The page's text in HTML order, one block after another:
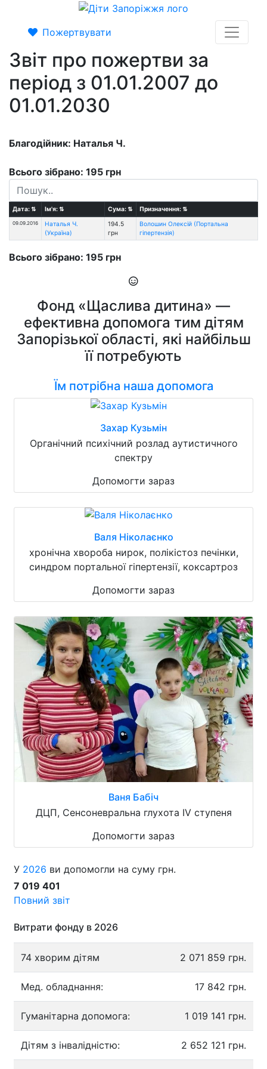
Пожертвувати
Звіт про пожертви за
період з 01.01.2007 до
01.01.2030
Благодійник: Наталья Ч.
Всього зібрано: 195 грн
Дата:⇅ Ім'я:⇅ Сума:⇅ Призначення:⇅
09.09.2016
Наталья Ч.
(Україна)
194.5
грн
Волошин Олексій (Портальна
гіпертензія)
Всього зібрано: 195 грн
Фонд «Щаслива дитина» —
ефективна допомога тим дітям
Запорізької області, які найбільш
її потребують
Їм потрібна наша допомога
Захар Кузьмін
Органічний психічний розлад аутистичного
спектру
Допомогти зараз
Валя Ніколаєнко
хронічна хвороба нирок, полікістоз печінки,
синдром портальної гіпертензії, коксартроз
Допомогти зараз
Ваня Бабіч
ДЦП, Сенсоневральна глухота IV ступеня
Допомогти зараз
У 2026 ви допомогли на суму грн.
7 019 401
Повний звіт
Витрати фонду в 2026
74 хворим дітям 2 071 859 грн.
Мед. обладнання: 17 842 грн.
Гуманітарна допомога: 1 019 141 грн.
Дітям з інвалідністю: 2 652 121 грн.